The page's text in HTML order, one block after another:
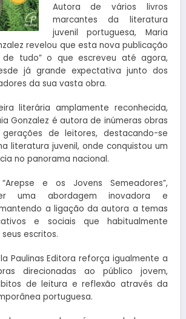
Autora de vários livros
marcantes da literatura
juvenil portuguesa, Maria
revelou que esta nova publicação
de tudo” o que escreveu até agora,
já grande expectativa junto dos
da sua vasta obra.
literária amplamente reconhecida,
Gonzalez é autora de inúmeras obras
de leitores, destacando-se
literatura juvenil, onde conquistou um
no panorama nacional.
e os Jovens Semeadores”,
uma abordagem inovadora e
a ligação da autora a temas
e sociais que habitualmente
escritos.
Paulinas Editora reforça igualmente a
direcionadas ao público jovem,
de leitura e reflexão através da
portuguesa.